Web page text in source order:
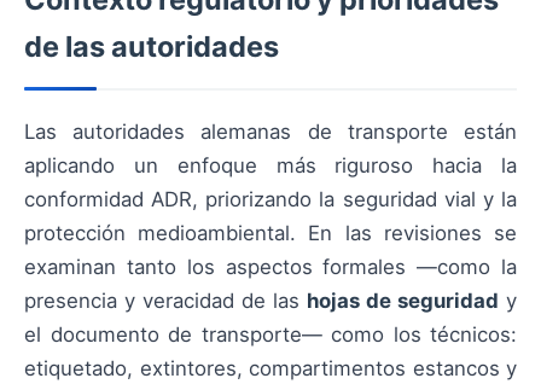
de las autoridades
Las autoridades alemanas de transporte están
aplicando un enfoque más riguroso hacia la
conformidad ADR, priorizando la seguridad vial y la
protección medioambiental. En las revisiones se
examinan tanto los aspectos formales —como la
presencia y veracidad de las hojas de seguridad y
el documento de transporte— como los técnicos:
etiquetado, extintores, compartimentos estancos y